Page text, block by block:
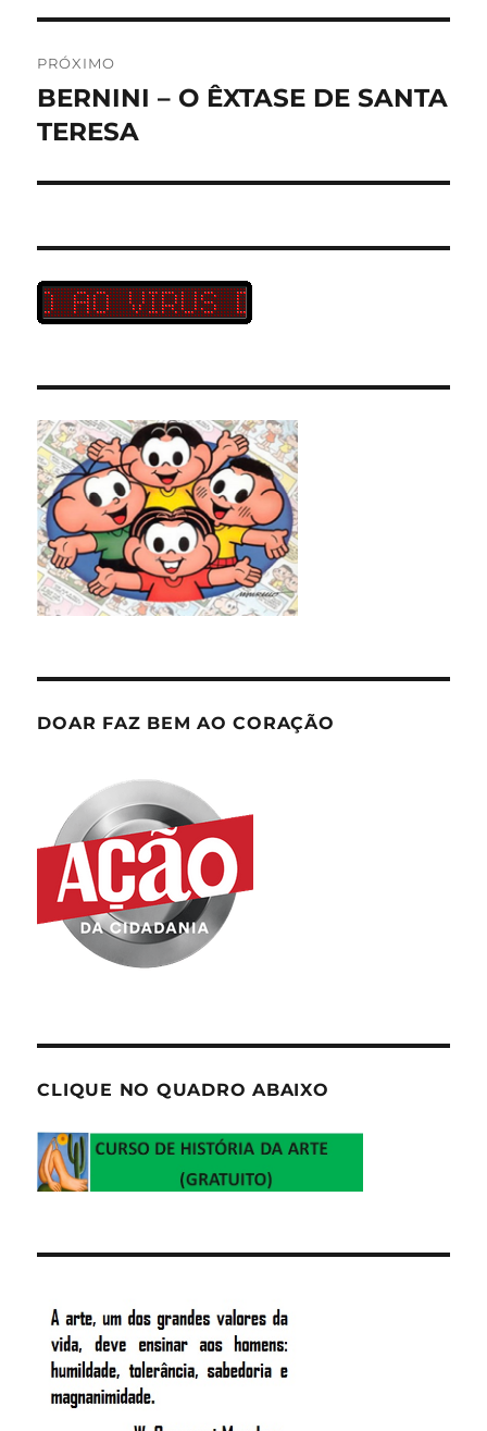
PRÓXIMO
Próximo
post:
BERNINI – O ÊXTASE DE SANTA
TERESA
DOAR FAZ BEM AO CORAÇÃO
CLIQUE NO QUADRO ABAIXO